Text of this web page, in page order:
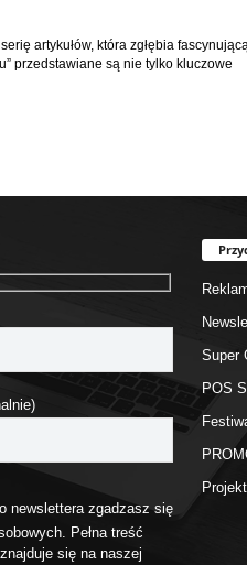
artykułów, która zgłębia
przedstawiane są nie tylko kluczowe
newslettera zgadzasz się
Pełna treść
się na naszej
Super
POS